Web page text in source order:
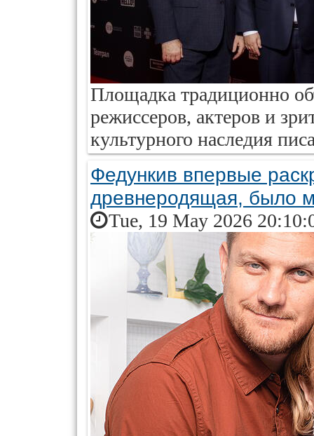
Площадка традиционно
режиссеров, актеров и
культурного наследия
Федункив впервые
древнеродящая, было
Tue, 19 May 2026